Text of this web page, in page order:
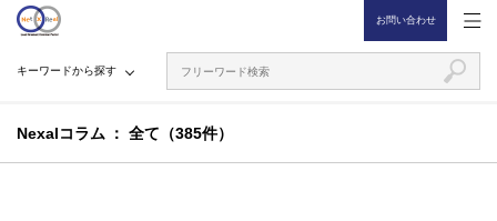
お問い合わせ
Nexalコラム 全て（385件）
キーワードから探す